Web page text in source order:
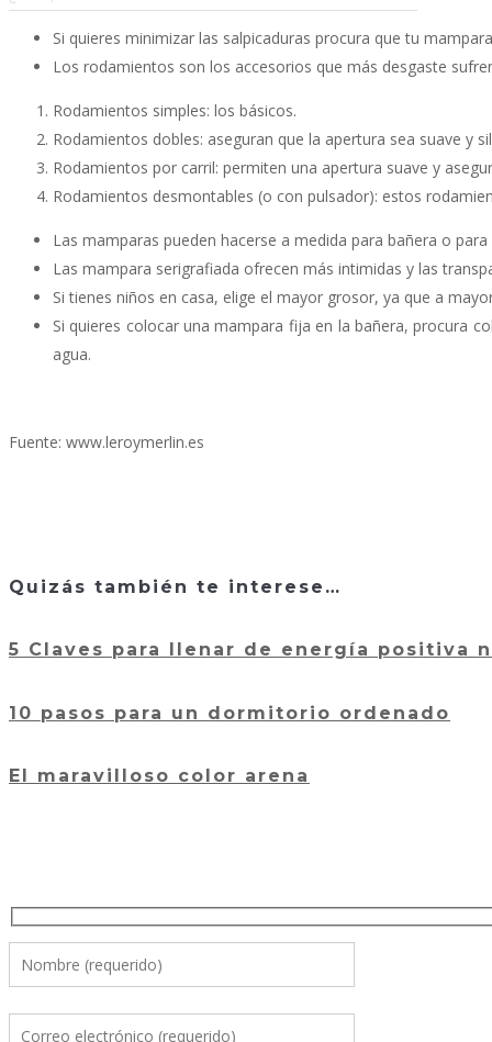
Si quieres minimizar las salpicaduras procura que tu
Los rodamientos son los accesorios que más desgaste
Rodamientos simples: los básicos.
Rodamientos dobles: aseguran que la apertura sea suave y
Rodamientos por carril: permiten una apertura suave y
Rodamientos desmontables (o con pulsador): estos
Las mamparas pueden hacerse a medida para bañera o
Las mampara serigrafiada ofrecen más intimidas y las
Si tienes niños en casa, elige el mayor grosor, ya que a
Si quieres colocar una mampara fija en la bañera, procura
agua.
Fuente: www.leroymerlin.es
Quizás también te interese…
5 Claves para llenar de energía positiva
10 pasos para un dormitorio ordenado
El maravilloso color arena